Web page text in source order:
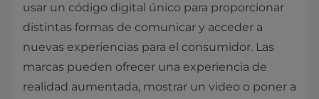
usar un código digital único para proporcionar
distintas formas de comunicar y acceder a
nuevas experiencias para el consumidor. Las
marcas pueden ofrecer una experiencia de
realidad aumentada, mostrar un video o poner a